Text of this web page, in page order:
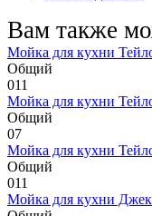
Вам также
Мойка для кухни
Общий
011
Мойка для кухни
Общий
07
Мойка для кухни
Общий
011
Мойка для кухни